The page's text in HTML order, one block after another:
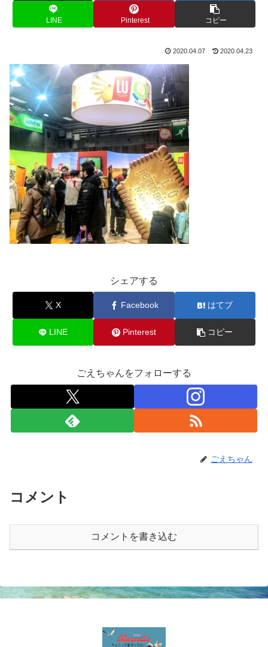
LINE Pinterest コピー
2020.04.07 2020.04.23
シェアする
X Facebook はてブ
LINE Pinterest コピー
ごえちゃんをフォローする
ごえちゃん
コメント
コメントを書き込む